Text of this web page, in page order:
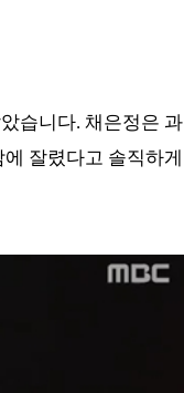
습니다. 채은정은 과
잘렸다고 솔직하게